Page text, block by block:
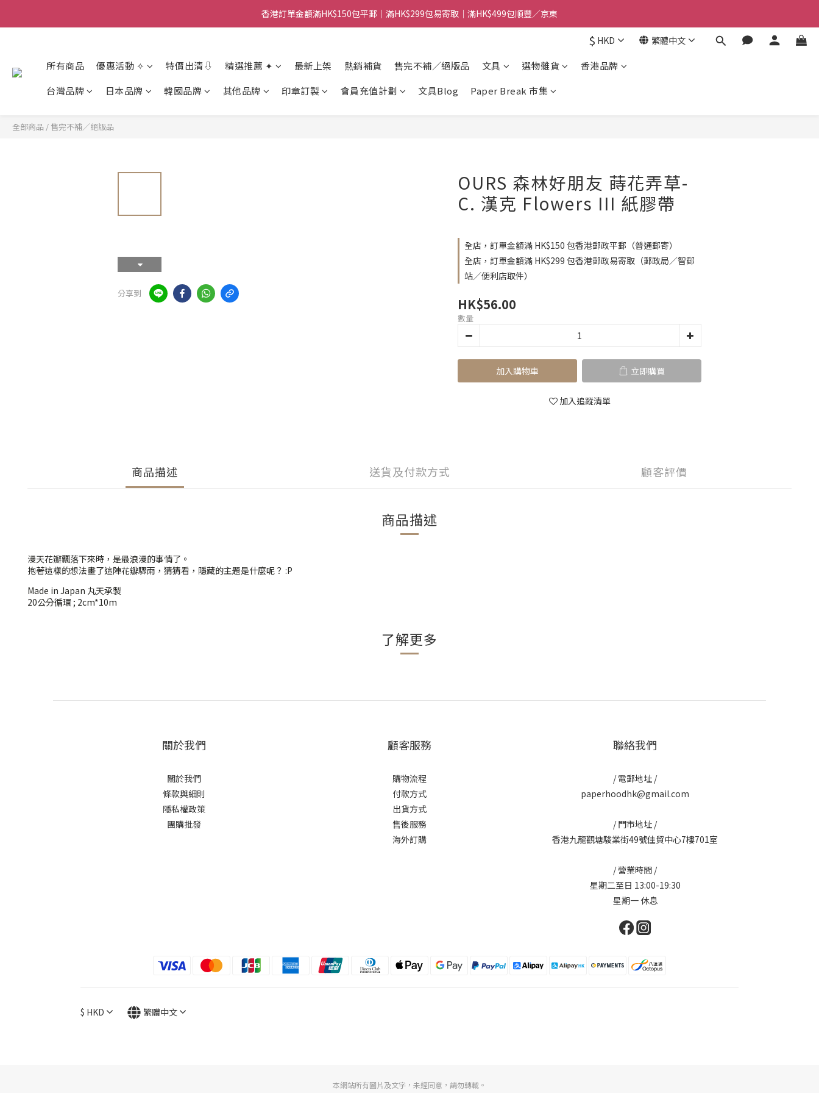
香港訂單金額滿HK$150包平郵｜滿HK$299包易寄取｜滿HK$499包順豐／京東
香港訂單金額滿HK$150包平郵｜滿HK$299包易寄取｜滿HK$499包順豐／京東
香港訂單金額滿HK$150包平郵｜滿HK$299包易寄取｜滿HK$499包順豐／京東
$ HKD 繁體中文
所有商品 優惠活動 ✧ 特價出清⇩ 精選推薦 ✦ 最新上架 熱銷補貨 售完不補／絕版品 文具 選物雜貨
香港品牌
台灣品牌
日本品牌 韓國品牌 其他品牌 印章訂製 會員充值計劃 文具Blog Paper Break 市集
全部商品 / 售完不補／絕版品
分享到
OURS 森林好朋友 蒔花弄草-
C. 漢克 Flowers III 紙膠帶
全店，訂單金額滿 HK$150 包香港郵政平郵（普通郵寄）
全店，訂單金額滿 HK$299 包香港郵政易寄取（郵政局／智郵
站／便利店取件）
HK$56.00
數量
加入購物車 立即購買
加入追蹤清單
商品描述 送貨及付款方式 顧客評價
商品描述
漫天花瓣飄落下來時，是最浪漫的事情了。
抱著這樣的想法畫了這陣花瓣驟雨，猜猜看，隱藏的主題是什麼呢？ :P
Made in Japan 丸天承製
20公分循環 ; 2cm*10m
了解更多
關於我們
關於我們
條款與細則
隱私權政策
團購批發
顧客服務
購物流程
付款方式
出貨方式
售後服務
海外訂購
聯絡我們
/ 電郵地址 /
paperhoodhk@gmail.com
/ 門市地址 /
香港九龍觀塘駿業街49號佳貿中心7樓701室
/ 營業時間 /
星期二至日 13:00-19:30
星期一 休息
$ HKD 繁體中文
本網站所有圖片及文字，未經同意，請勿轉載。